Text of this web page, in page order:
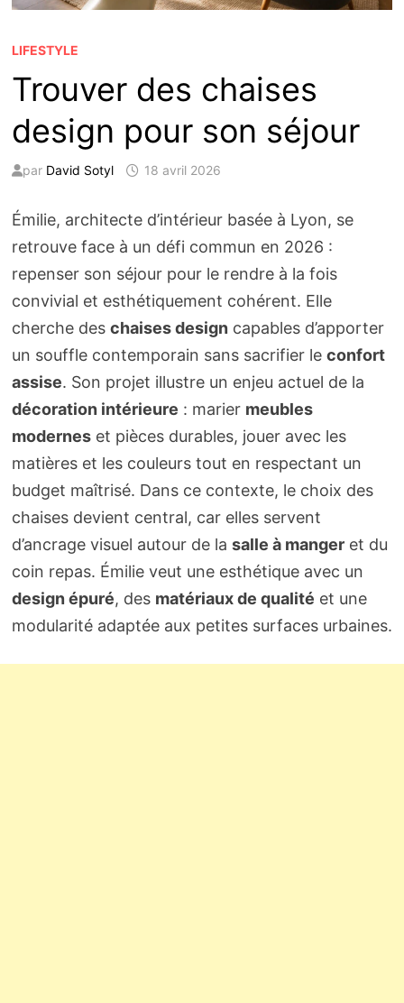
LIFESTYLE
Trouver des chaises
design pour son séjour
par David Sotyl 18 avril 2026
Émilie, architecte d’intérieur basée à Lyon, se
retrouve face à un défi commun en 2026 :
repenser son séjour pour le rendre à la fois
convivial et esthétiquement cohérent. Elle
cherche des chaises design capables d’apporter
un souffle contemporain sans sacrifier le confort
assise. Son projet illustre un enjeu actuel de la
décoration intérieure : marier meubles
moderneset pièces durables, jouer avec les
matières et les couleurs tout en respectant un
budget maîtrisé. Dans ce contexte, le choix des
chaises devient central, car elles servent
d’ancrage visuel autour de la salle à mangeret du
coin repas. Émilie veut une esthétique avec un
design épuré, des matériaux de qualité et une
modularité adaptée aux petites surfaces urbaines.